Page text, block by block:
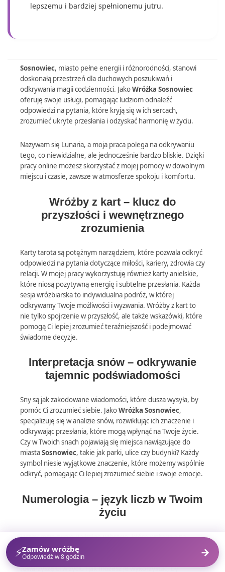
lepszemu i bardziej spełnionemu jutru.
Sosnowiec, miasto pełne energii i różnorodności, stanowi
doskonałą przestrzeń dla duchowych poszukiwań i
odkrywania magii codzienności. JakoWróżka Sosnowiec
oferuję swoje usługi, pomagając ludziom odnaleźć
odpowiedzi na pytania, które kryją się w ich sercach,
zrozumieć ukryte przesłania i odzyskać harmonię w życiu.
Nazywam się Lunaria, a moja praca polega na odkrywaniu
tego, co niewidzialne, ale jednocześnie bardzo bliskie. Dzięki
pracy online możesz skorzystać z mojej pomocy w dowolnym
miejscu i czasie, zawsze w atmosferze spokoju i komfortu.
Wróżby z kart – klucz do
przyszłości i wewnętrznego
zrozumienia
Karty tarota są potężnym narzędziem, które pozwala odkryć
odpowiedzi na pytania dotyczące miłości, kariery, zdrowia czy
relacji. W mojej pracy wykorzystuję również karty anielskie,
które niosą pozytywną energię i subtelne przesłania. Każda
sesja wróżbiarska to indywidualna podróż, w której
odkrywamy Twoje możliwości i wyzwania. Wróżby z kart to
nie tylko spojrzenie w przyszłość, ale także wskazówki, które
pomogą Ci lepiej zrozumieć teraźniejszość i podejmować
świadome decyzje.
Interpretacja snów – odkrywanie
tajemnic podświadomości
Sny są jak zakodowane wiadomości, które dusza wysyła, by
pomóc Ci zrozumieć siebie. JakoWróżka Sosnowiec,
specjalizuję się w analizie snów, rozwikłując ich znaczenie i
odkrywając przesłania, które mogą wpłynąć na Twoje życie.
Czy w Twoich snach pojawiają się miejsca nawiązujące do
miastaSosnowiec, takie jak parki, ulice czy budynki? Każdy
symbol niesie wyjątkowe znaczenie, które możemy wspólnie
odkryć, pomagając Ci lepiej zrozumieć siebie i swoje emocje.
Numerologia – język liczb w Twoim
życiu
Liczby mają swoje unikalne wibracje, które wpływają na
Twoje decyzje, relacje i sukcesy. Analiza numerologiczna to
podróż w głąb siebie, podczas której odkryjesz, jakie energie
towarzyszą Ci w życiu i jak możesz je wykorzystać, by
⚡Zamów wróżbę
Odpowiedź w 8 godzin →